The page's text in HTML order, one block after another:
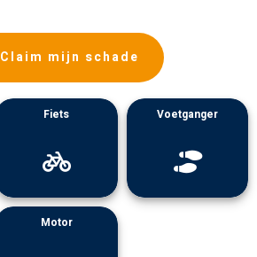
Claim mijn schade
Fiets Voetganger
Motor